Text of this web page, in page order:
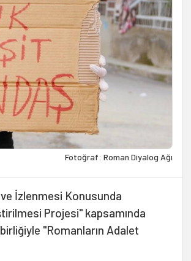
Fotoğraf: Roman Diyalog Ağı
İzlenmesi Konusunda
Projesi" kapsamında
"Romanların Adalet